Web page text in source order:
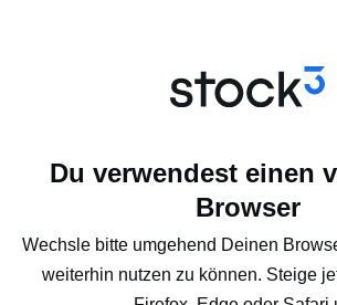
Du verwendest einen
Browser
Wechsle bitte umgehend Deinen
weiterhin nutzen zu können. Steige